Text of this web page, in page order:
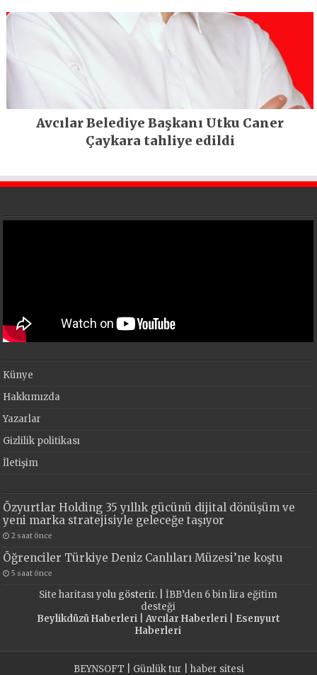
Avcılar Belediye Başkanı Utku Caner
Çaykara tahliye edildi
Künye
Hakkımızda
Yazarlar
Gizlilik politikası
İletişim
Özyurtlar Holding 35 yıllık gücünü dijital dönüşüm ve
yeni marka stratejisiyle geleceğe taşıyor
2 saat önce
Öğrenciler Türkiye Deniz Canlıları Müzesi’ne koştu
5 saat önce
Site haritasıyolu gösterir. |İBB’den 6 bin lira eğitim
desteği
Beylikdüzü Haberleri| Avcılar Haberleri| Esenyurt
Haberleri
BEYNSOFT Günlük tur haber sitesi